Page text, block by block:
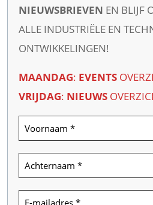
NIEUWSBRIEVEN EN BLIJF
ALLE INDUSTRIËLE EN
ONTWIKKELINGEN!
MAANDAG: EVENTS
VRIJDAG: NIEUWS